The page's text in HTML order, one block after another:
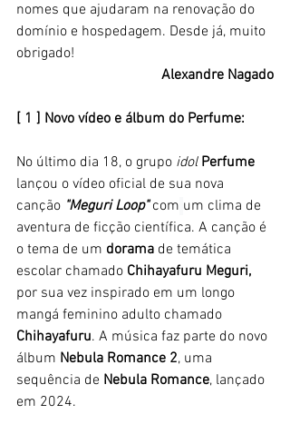
nomes que ajudaram na renovação do
domínio e hospedagem. Desde já, muito
obrigado!
Alexandre Nagado
[ 1 ] Novo vídeo e álbum do Perfume:
No último dia 18, o grupo idol Perfume
lançou o vídeo oficial de sua nova
canção "Meguri Loop" com um clima de
aventura de ficção científica. A canção é
o tema de um dorama de temática
escolar chamado Chihayafuru Meguri,
por sua vez inspirado em um longo
mangá feminino adulto chamado
Chihayafuru. A música faz parte do novo
álbum Nebula Romance 2, uma
sequência de Nebula Romance, lançado
em 2024.